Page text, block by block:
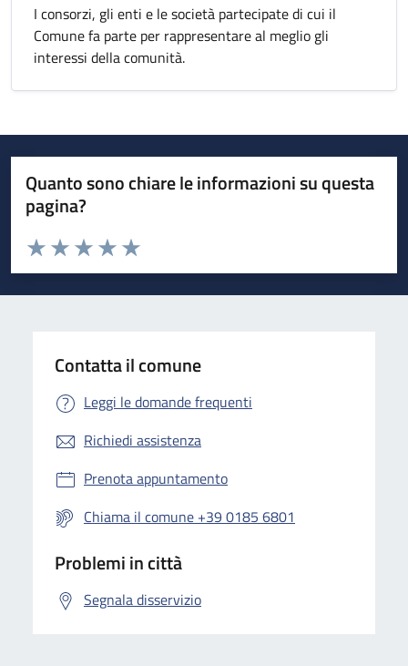
I consorzi, gli enti e le società partecipate di cui il
Comune fa parte per rappresentare al meglio gli
interessi della comunità.
Quanto sono chiare le informazioni su questa
pagina?
Valuta da 1 a 5 stelle la pagina
Valuta 5 stelle su 5
Valuta 4 stelle su 5
Valuta 3 stelle su 5
Valuta 2 stelle su 5
Valuta 1 stelle su 5
Contatta il comune
Leggi le domande frequenti
Richiedi assistenza
Prenota appuntamento
Chiama il comune +39 0185 6801
Problemi in città
Segnala disservizio